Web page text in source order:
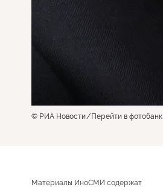
© РИА Новости Перейти в фотобанк
Материалы ИноСМИ содержат